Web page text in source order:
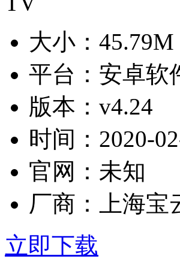
大小： 45.79M
平台： 安卓软
版本： v4.24
时间： 2020-
官网： 未知
厂商：
上海
立即下载